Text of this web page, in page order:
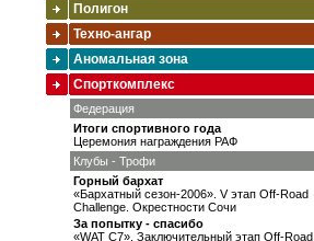
Полигон
Техно-ангар
Аномальная зона
Спорткомплекс
Федерация
Итоги спортивного года
Церемония награждения РАФ
Клубы - Трофи
Горный бархат
«Бархатный сезон-2006». V этап Off-Road
Challenge. Окрестности Сочи
За попытку - спасибо
«WAT C7». Заключительный этап Off-Road